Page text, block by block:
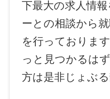
下最大の求人情
ーとの相談から
を行っておりま
っと見つかるは
方は是非じょぶ